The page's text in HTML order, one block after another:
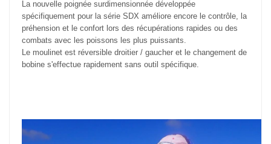
La nouvelle poignée surdimensionnée développée
spécifiquement pour la série SDX améliore encore le contrôle, la
préhension et le confort lors des récupérations rapides ou des
combats avec les poissons les plus puissants.
Le moulinet est réversible droitier / gaucher et le changement de
bobine s'effectue rapidement sans outil spécifique.